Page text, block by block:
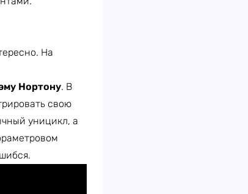
На
Нортону. В
свою
уницикл, а